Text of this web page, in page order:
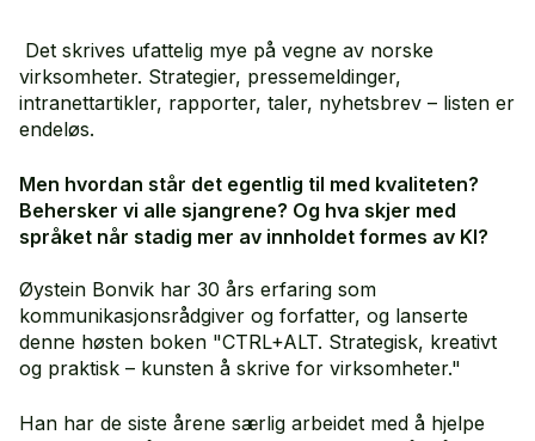
Det skrives ufattelig mye på vegne av norske
virksomheter. Strategier, pressemeldinger,
intranettartikler, rapporter, taler, nyhetsbrev – listen er
endeløs.
Men hvordan står det egentlig til med kvaliteten?
Behersker vi alle sjangrene? Og hva skjer med
språket når stadig mer av innholdet formes av KI?
Øystein Bonvik har 30 års erfaring som
kommunikasjonsrådgiver og forfatter, og lanserte
denne høsten boken "CTRL+ALT. Strategisk, kreativt
og praktisk – kunsten å skrive for virksomheter."
Han har de siste årene særlig arbeidet med å hjelpe